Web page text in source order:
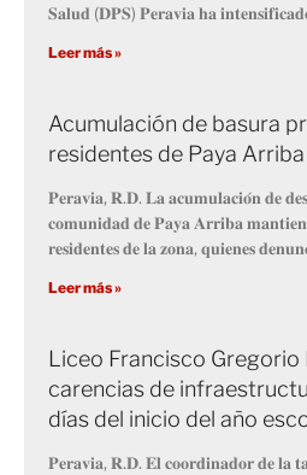
𝐒𝐚𝐥𝐮𝐝 (𝐃𝐏𝐒) 𝐏𝐞𝐫𝐚𝐯𝐢𝐚 𝐡𝐚
Leer más »
Acumulación de basura
residentes de Paya Arriba
𝐏𝐞𝐫𝐚𝐯𝐢𝐚, 𝐑.𝐃. 𝐋𝐚 𝐚𝐜𝐮𝐦𝐮𝐥𝐚𝐜𝐢𝐨́𝐧 𝐝𝐞
𝐜𝐨𝐦𝐮𝐧𝐢𝐝𝐚𝐝 𝐝𝐞 𝐏𝐚𝐲𝐚 𝐀𝐫𝐫𝐢𝐛𝐚
𝐫𝐞𝐬𝐢𝐝𝐞𝐧𝐭𝐞𝐬 𝐝𝐞 𝐥𝐚 𝐳𝐨𝐧𝐚, 𝐪𝐮𝐢𝐞𝐧𝐞𝐬
Leer más »
Liceo Francisco Gregorio
carencias de
días del inicio del año
𝐏𝐞𝐫𝐚𝐯𝐢𝐚, 𝐑.𝐃. 𝐄𝐥 𝐜𝐨𝐨𝐫𝐝𝐢𝐧𝐚𝐝𝐨𝐫 𝐝𝐞 𝐥𝐚